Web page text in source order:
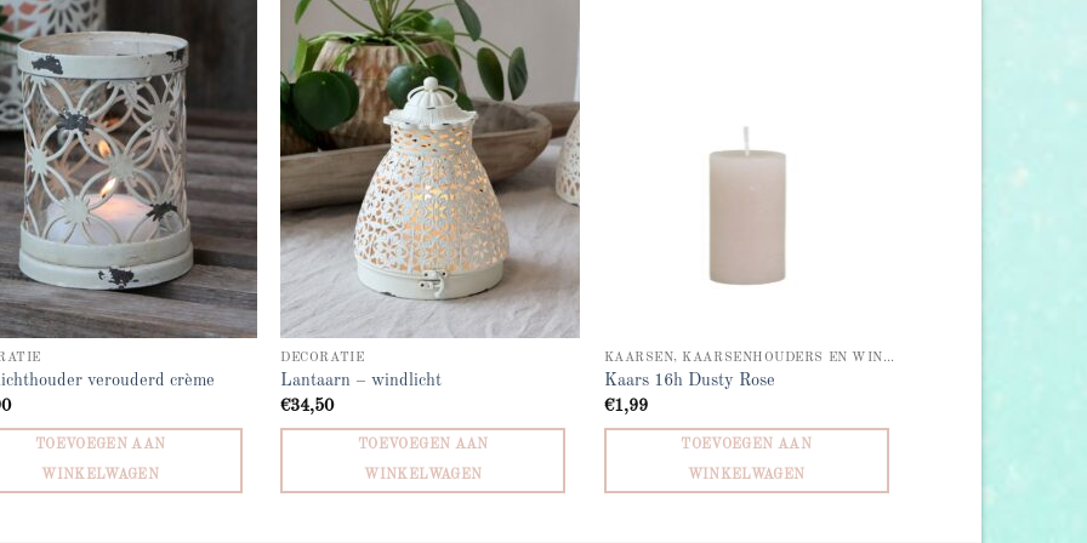
verouderd crème
TOEVOEGEN AAN
WINKELWAGEN
Add to
wishlist
DECORATIE
Lantaarn – windlicht
€34,50
TOEVOEGEN AAN
WINKELWAGEN
KAARSEN, KAARSENHOUDERS EN WINDLICHTEN
Kaars 16h Dusty Rose
€1,99
TOEVOEGEN AAN
WINKELWAGEN